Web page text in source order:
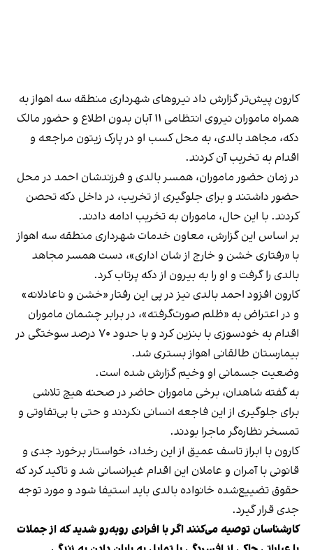
کارون پیش‌تر گزارش داد نیروهای شهرداری منطقه سه اهواز به
همراه ماموران نیروی انتظامی ۱۱ آبان بدون اطلاع و حضور مالک
دکه، مجاهد بالدی، به محل کسب او در پارک زیتون مراجعه و
اقدام به تخریب آن کردند.
در زمان حضور ماموران، همسر بالدی و فرزندشان احمد در محل
حضور داشتند و برای جلوگیری از تخریب، در داخل دکه تحصن
کردند. با این حال، ماموران به تخریب ادامه دادند.
بر اساس این گزارش، معاون خدمات شهرداری منطقه سه اهواز
با «رفتاری خشن و خارج از شان اداری»، دست همسر مجاهد
بالدی را گرفت و او را به بیرون از دکه پرتاب کرد.
کارون افزود احمد بالدی نیز در پی این رفتار «خشن و ناعادلانه»
و در اعتراض به «ظلم صورت‌گرفته»، در برابر چشمان ماموران
اقدام به خودسوزی با بنزین کرد و با حدود ۷۰ درصد سوختگی در
بیمارستان طالقانی اهواز بستری شد.
وضعیت جسمانی او وخیم گزارش شده است.
به گفته شاهدان، برخی ماموران حاضر در صحنه هیچ تلاشی
برای جلوگیری از این فاجعه انسانی نکردند و حتی با بی‌تفاوتی و
تمسخر نظاره‌گر ماجرا بودند.
کارون با ابراز تاسف عمیق از این رخداد، خواستار برخورد جدی و
قانونی با آمران و عاملان این اقدام غیرانسانی شد و تاکید کرد که
حقوق تضییع‌شده خانواده بالدی باید استیفا شود و مورد توجه
جدی قرار گیرد.
کارشناسان توصیه می‌کنند اگر با افرادی روبه‌رو شدید که از جملات